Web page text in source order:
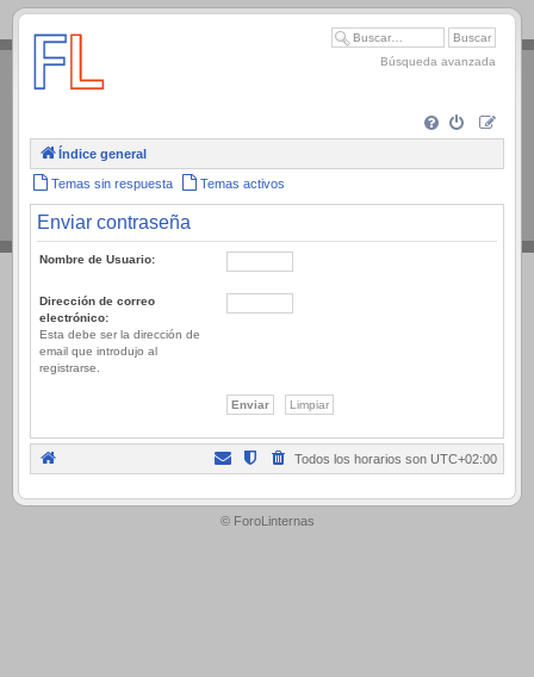
.
Búsqueda avanzada
Índice general
Temas sin respuesta Temas activos
Enviar contraseña
Nombre de Usuario:
Dirección de correo
electrónico:
Esta debe ser la dirección de
email que introdujo al
registrarse.
Todos los horarios son UTC+02:00
.
© ForoLinternas